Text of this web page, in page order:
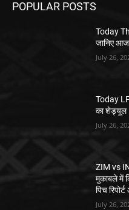
POPULAR POSTS
Today
जानिए
July 26,
Today
का शेड्यूल
July 26,
ZIM vs
मुकाबले में
पिच
July 26,